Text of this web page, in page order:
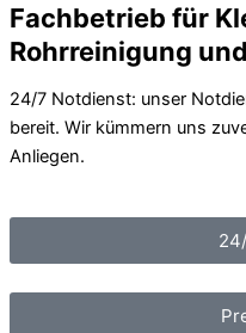
Fachbetrieb für
Rohrreinigung
24/7 Notdienst: unser
bereit. Wir kümmern uns
Anliegen.